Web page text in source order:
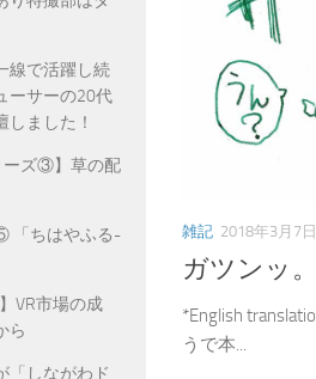
雑記 2018年3月7日
ガツンッ。
*English
うで本...
線で活躍し続
ーサーの20代
しました！
ーズ③】草の配
「ちはやふる-
VR市場の成
ら
「しながわド